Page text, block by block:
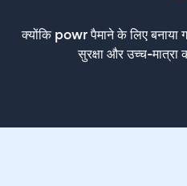
क्योंकि powr पैमाने के लिए बनाया
सुरक्षा और उच्च-मात्रा